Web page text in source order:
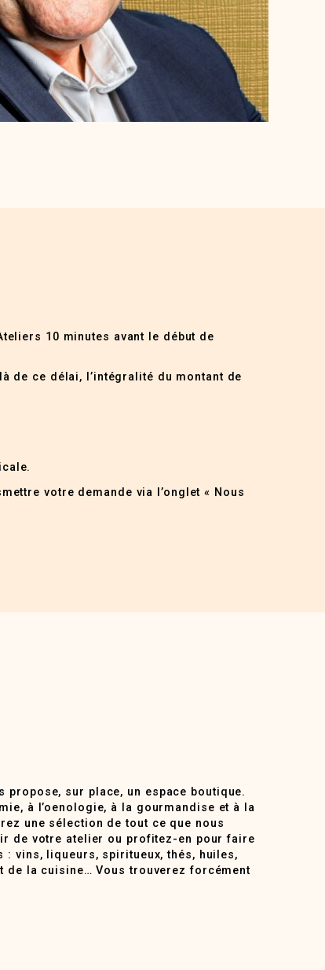
10 minutes avant le début de
de ce délai, l’intégralité du montant de
votre demande via l’onglet « Nous
propose, sur place, un espace boutique.
à l’oenologie, à la gourmandise et à la
une sélection de tout ce que nous
de votre atelier ou profitez-en pour faire
: vins, liqueurs, spiritueux, thés, huiles,
de la cuisine… Vous trouverez forcément